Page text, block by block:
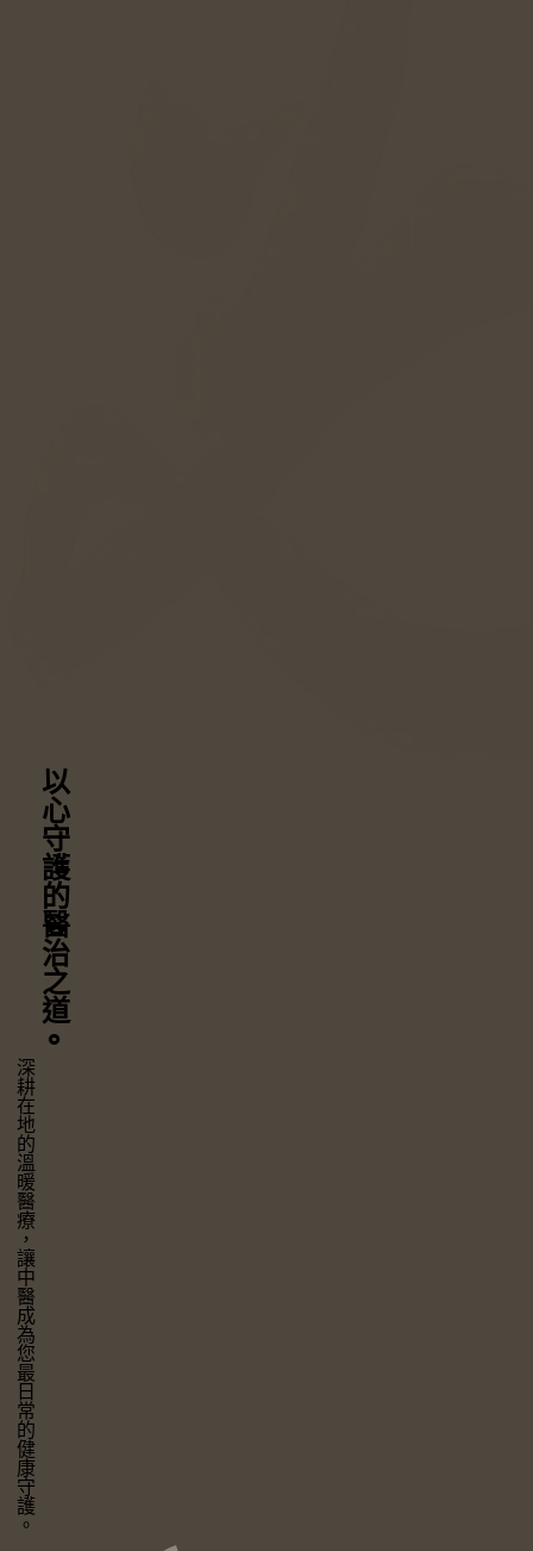
以心守護
的醫治之道
⚬
深耕在地的溫暖醫療，
讓中醫成為您最日常的健康守護。